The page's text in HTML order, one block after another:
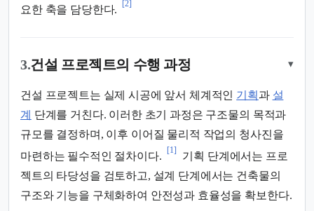
요한 축을 담당한다.
[2]
3.건설 프로젝트의 수행 과정 ▾
건설 프로젝트는 실제 시공에 앞서 체계적인 기획과 설
계 단계를 거친다. 이러한 초기 과정은 구조물의 목적과
규모를 결정하며, 이후 이어질 물리적 작업의 청사진을
마련하는 필수적인 절차이다.
[1]
기획 단계에서는 프로
젝트의 타당성을 검토하고, 설계 단계에서는 건축물의
구조와 기능을 구체화하여 안전성과 효율성을 확보한다.